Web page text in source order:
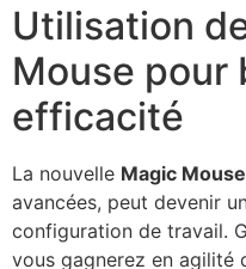
Utilisation
Mouse pour
efficacité
La nouvelle Magic Mouse
avancées, peut devenir
configuration de travail.
vous gagnerez en agilité